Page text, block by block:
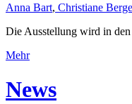
Anna Bart, Christiane
Die Ausstellung wird in den
Mehr
News